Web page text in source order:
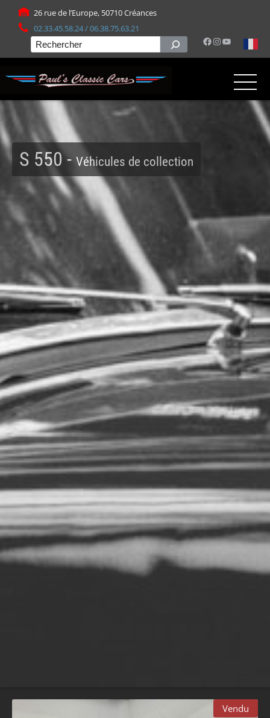
26 rue de l’Europe, 50710 Créances
02.33.45.58.24 / 06.38.75.63.21
Facebook
Instagram
YouTube
Rechercher
S 550 - Véhicules de collection
Vendu
Panneau de gestion des cookies